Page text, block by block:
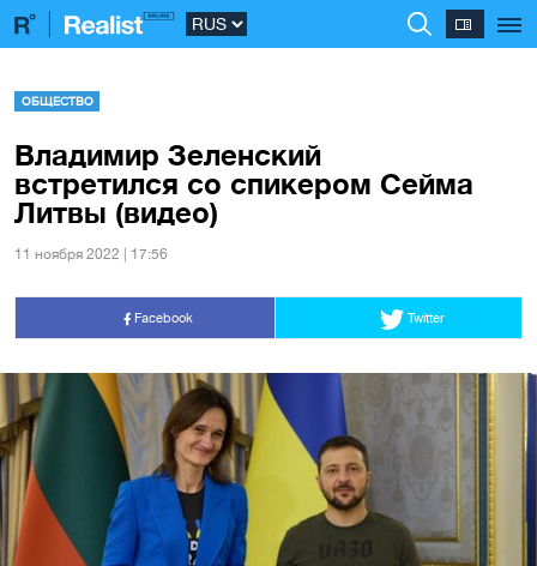
ОБЩЕСТВО
Владимир Зеленский
встретился со спикером Сейма
Литвы (видео)
11 ноября 2022 | 17:56
Facebook Twitter